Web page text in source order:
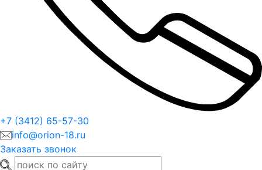
+7 (3412) 65-57-30
info@orion-18.ru
Заказать звонок